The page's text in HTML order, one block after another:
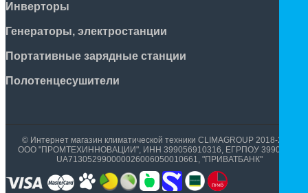
Инверторы
Генераторы, электростанции
Портативные зарядные станции
Полотенцесушители
© Интернет магазин климатической техники CLIMAGROUP 2018-2026
ООО "ПРОМТЕХИННОВАЦИИ", ИНН 399056910316, ЕГРПОУ 39905699,
UA713052990000026006050010661, "ПРИВАТБАНК"